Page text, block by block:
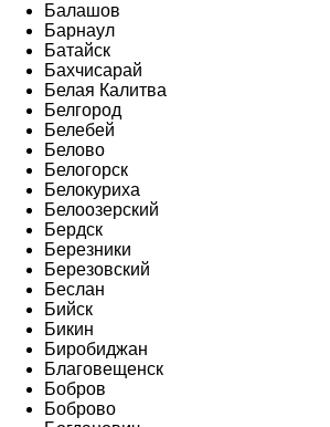
Балашов
Барнаул
Батайск
Бахчисарай
Белая Калитва
Белгород
Белебей
Белово
Белогорск
Белокуриха
Белоозерский
Бердск
Березники
Березовский
Беслан
Бийск
Бикин
Биробиджан
Благовещенск
Бобров
Боброво